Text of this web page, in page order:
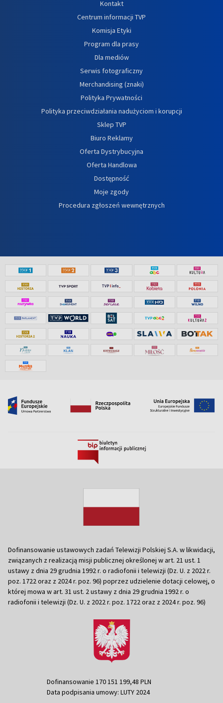
Kontakt
Centrum informacji TVP
Komisja Etyki
Program dla prasy
Dla mediów
Serwis fotograficzny
Merchandising (znaki)
Polityka Prywatności
Polityka przeciwdziałania nadużyciom i korupcji
Sklep TVP
Biuro Reklamy
Oferta Dystrybucyjna
Oferta Handlowa
Dostępność
Moje zgody
Procedura zgłoszeń wewnętrznych
Dofinansowanie ustawowych zadań Telewizji Polskiej S.A. w likwidacji,
związanych z realizacją misji publicznej określonej w art. 21 ust. 1
ustawy z dnia 29 grudnia 1992 r. o radiofonii i telewizji (Dz. U. z 2022 r.
poz. 1722 oraz z 2024 r. poz. 96) poprzez udzielenie dotacji celowej, o
której mowa w art. 31 ust. 2 ustawy z dnia 29 grudnia 1992 r. o
radiofonii i telewizji (Dz. U. z 2022 r. poz. 1722 oraz z 2024 r. poz. 96)
Dofinansowanie 170 151 199,48 PLN
Data podpisania umowy: LUTY 2024